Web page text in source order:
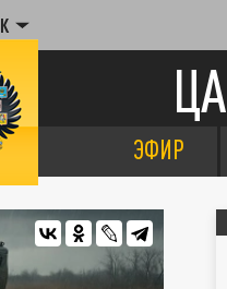
ЭФИР